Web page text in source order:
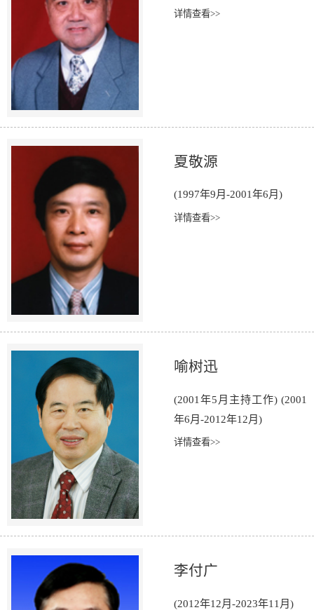
详情查看>>
夏敬源
(1997年9月-2001年6月)
详情查看>>
喻树迅
(2001年5月主持工作) (2001
年6月-2012年12月)
详情查看>>
李付广
(2012年12月-2023年11月)